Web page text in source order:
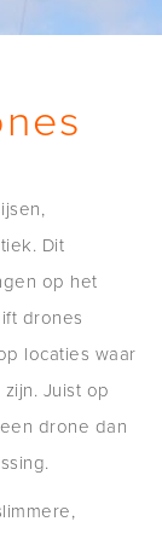
Dit
op het
drones
locaties waar
Juist op
drone dan